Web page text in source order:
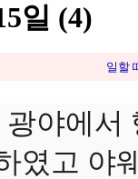
일 (4)
일할
야에서
였고 야